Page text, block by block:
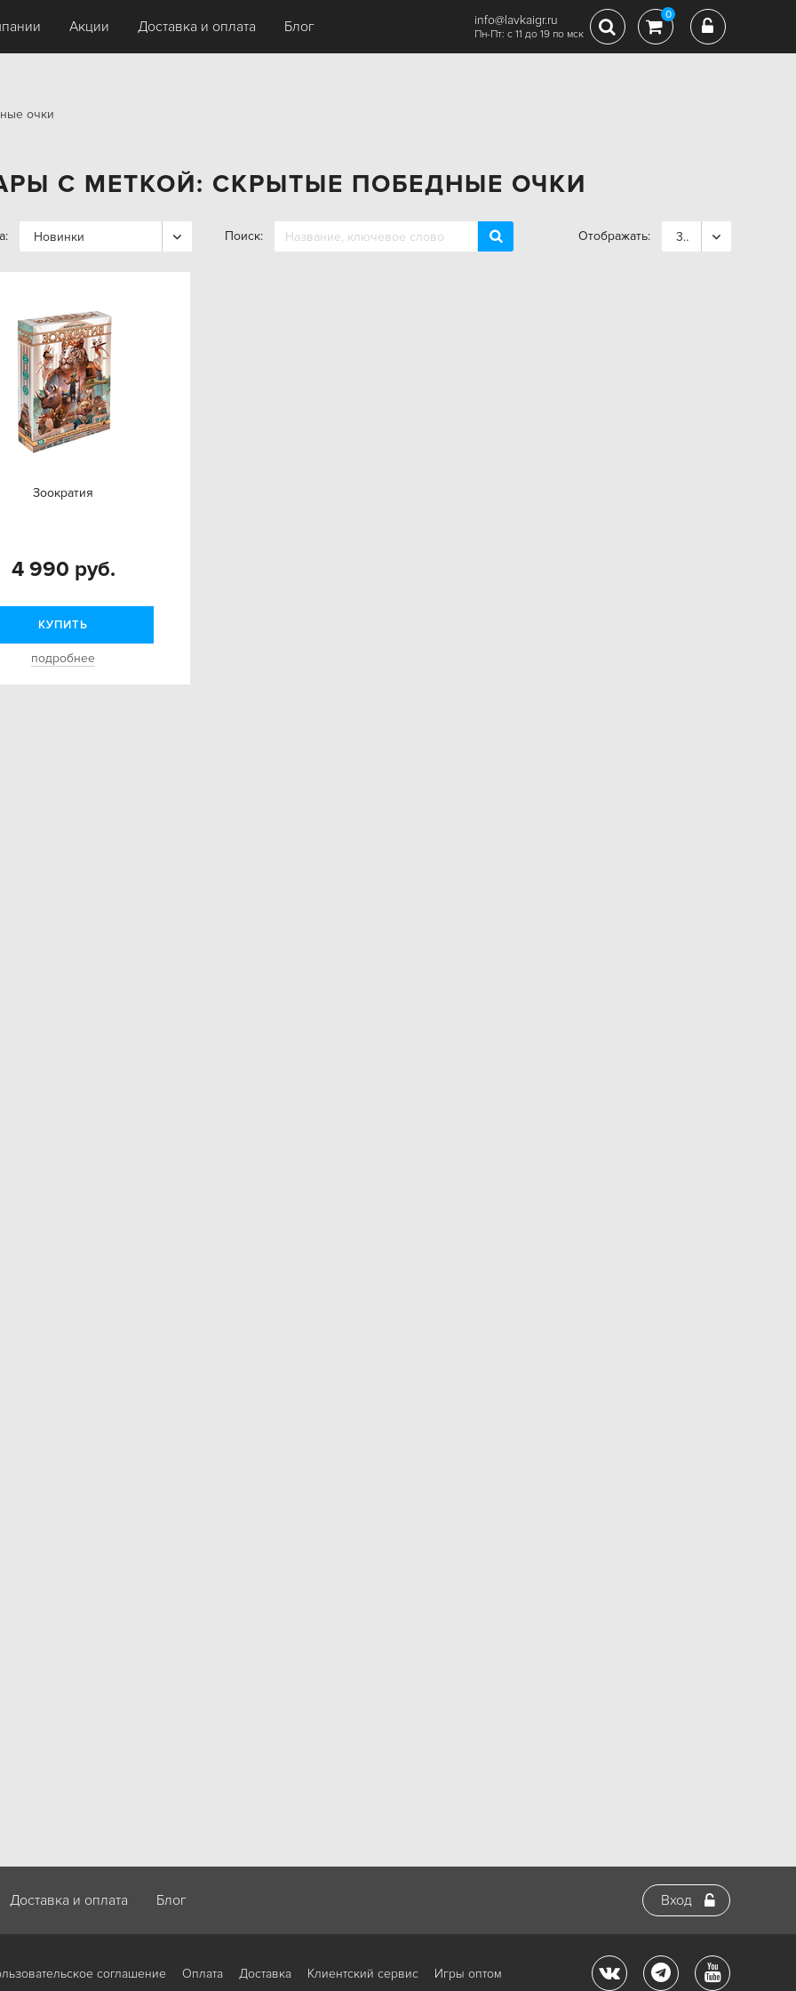
Акции Доставка и оплата Блог info@lavkaigr.ru
Пн-Пт: с 11 до 19 по мск
0
очки
С МЕТКОЙ: СКРЫТЫЕ ПОБЕДНЫЕ ОЧКИ
Новинки Поиск: Отображать: 36
Зоократия
4 990 руб.
КУПИТЬ
подробнее
Доставка и оплата Блог Вход
соглашение Оплата Доставка Клиентский сервис Игры оптом